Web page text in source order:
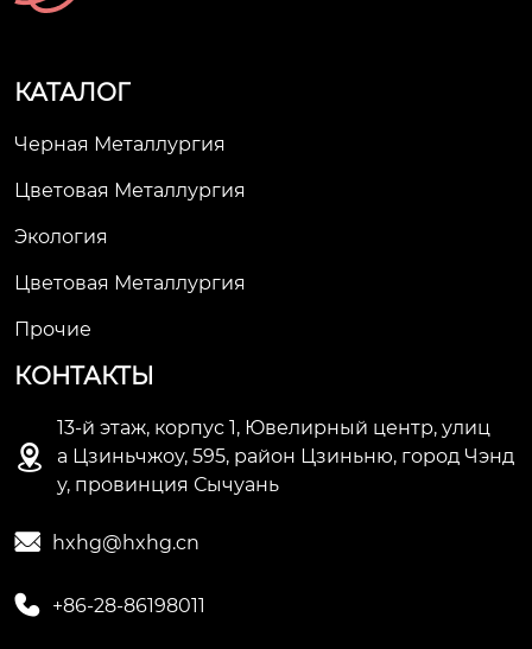
КАТАЛОГ
Черная Металлургия
Цветовая Металлургия
Экология
Цветовая Металлургия
Прочие
КОНТАКТЫ

13-й этаж, корпус 1, Ювелирный центр, улиц
а Цзиньчжоу, 595, район Цзиньню, город Чэнд
у, провинция Сычуань
 hxhg@hxhg.cn
 +86-28-86198011